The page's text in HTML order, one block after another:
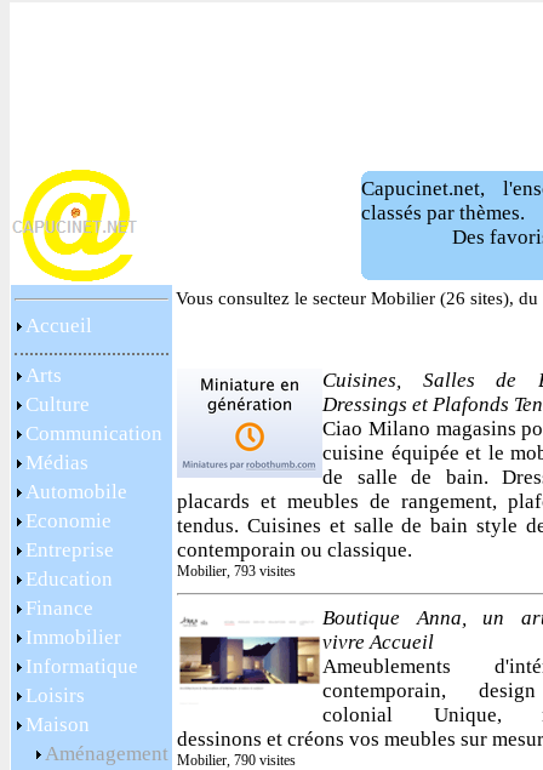
Capucinet.net,
classés par thèmes.
Des
Accueil
Arts
Culture
Communication
Médias
Automobile
Economie
Entreprise
Education
Finance
Immobilier
Informatique
Loisirs
Maison
Aménagement
Vous consultez le secteur Mobilier (26 sites),
Cuisines, Salles de
Dressings et Plafonds
Ciao Milano magasins
cuisine équipée et le
de salle de bain.
placards et meubles de rangement,
tendus. Cuisines et salle de bain style
contemporain ou classique.
Mobilier, 793 visites
Boutique Anna, un
vivre Accueil
Ameublements
contemporain,
colonial Unique,
dessinons et créons vos meubles sur
Mobilier, 790 visites